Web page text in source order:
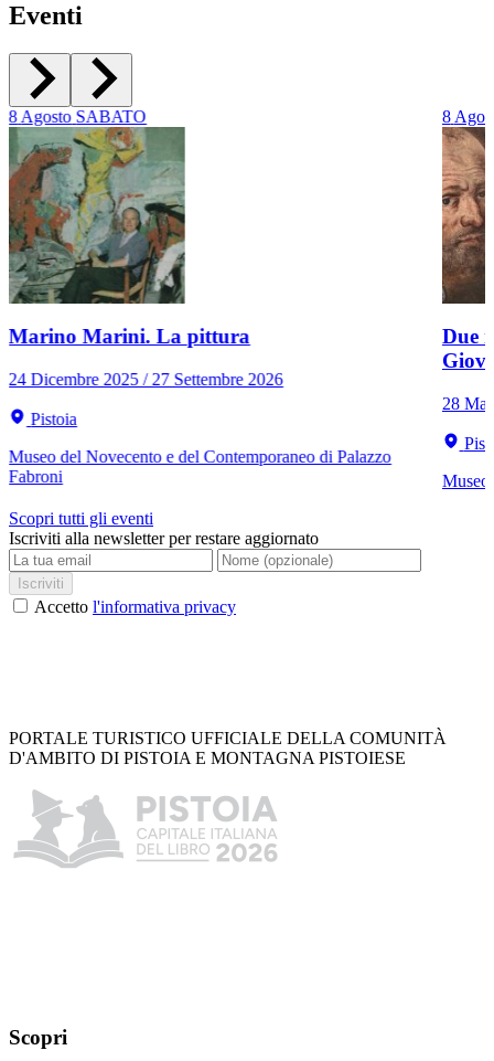
Eventi
8Agosto SABATO
Marino Marini. La pittura
24 Dicembre 2025 / 27 Settembre 2026
Pistoia
Museo del Novecento e del Contemporaneo di Palazzo
Fabroni
8
Due
28
Museo
Scopri tutti gli eventi
Iscriviti alla newsletter per restare aggiornato
Iscriviti
Accetto l'informativa privacy
PORTALE TURISTICO UFFICIALE DELLA COMUNITÀ
D'AMBITO DI PISTOIA E MONTAGNA PISTOIESE
Scopri